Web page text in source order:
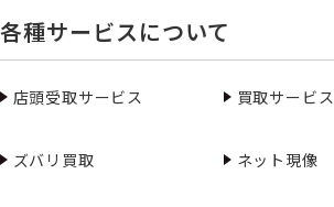
各種サービスについて
店頭受取サービス 買取サービス
ズバリ買取 ネット現像